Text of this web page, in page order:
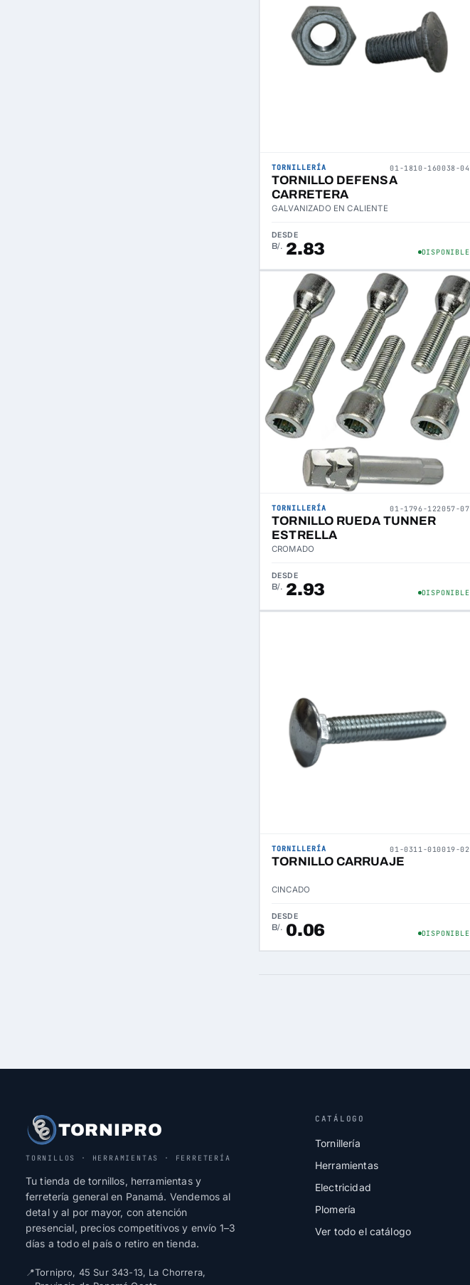
TORNILLERÍA 01-1810-160038-04
TORNILLO DEFENSA
CARRETERA
GALVANIZADO EN CALIENTE
DESDE
B/. 2.83 DISPONIBLE
TORNILLERÍA 01-1796-122057-07
TORNILLO RUEDA TUNNER
ESTRELLA
CROMADO
DESDE
B/. 2.93 DISPONIBLE
TORNILLERÍA 01-0311-010019-02
TORNILLO CARRUAJE
CINCADO
DESDE
B/. 0.06 DISPONIBLE
TORNIPRO
TORNILLOS · HERRAMIENTAS · FERRETERÍA
Tu tienda de tornillos, herramientas y
ferretería general en Panamá. Vendemos al
detal y al por mayor, con atención
presencial, precios competitivos y envío 1–3
días a todo el país o retiro en tienda.
📍Tornipro, 45 Sur 343-13, La Chorrera,
CATÁLOGO
Tornillería
Herramientas
Electricidad
Plomería
Ver todo el catálogo